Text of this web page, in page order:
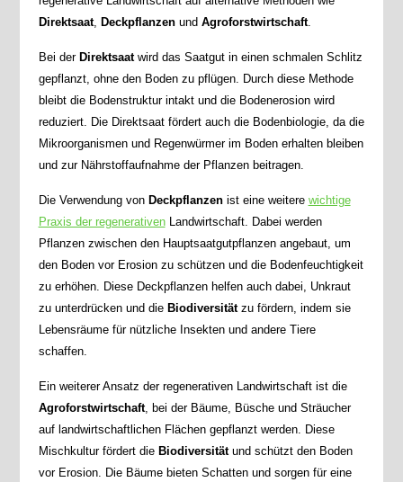
Direktsaat, Deckpflanzenund Agroforstwirtschaft.
Bei der Direktsaatwird das Saatgut in einen schmalen Schlitz
gepflanzt, ohne den Boden zu pflügen. Durch diese Methode
bleibt die Bodenstruktur intakt und die Bodenerosion wird
reduziert. Die Direktsaat fördert auch die Bodenbiologie, da die
Mikroorganismen und Regenwürmer im Boden erhalten bleiben
und zur Nährstoffaufnahme der Pflanzen beitragen.
Die Verwendung von Deckpflanzenist eine weitere wichtige
Praxis der regenerativenLandwirtschaft. Dabei werden
Pflanzen zwischen den Hauptsaatgutpflanzen angebaut, um
den Boden vor Erosion zu schützen und die Bodenfeuchtigkeit
zu erhöhen. Diese Deckpflanzen helfen auch dabei, Unkraut
zu unterdrücken und die Biodiversitätzu fördern, indem sie
Lebensräume für nützliche Insekten und andere Tiere
schaffen.
Ein weiterer Ansatz der regenerativen Landwirtschaft ist die
Agroforstwirtschaft, bei der Bäume, Büsche und Sträucher
auf landwirtschaftlichen Flächen gepflanzt werden. Diese
Mischkultur fördert die Biodiversitätund schützt den Boden
vor Erosion. Die Bäume bieten Schatten und sorgen für eine